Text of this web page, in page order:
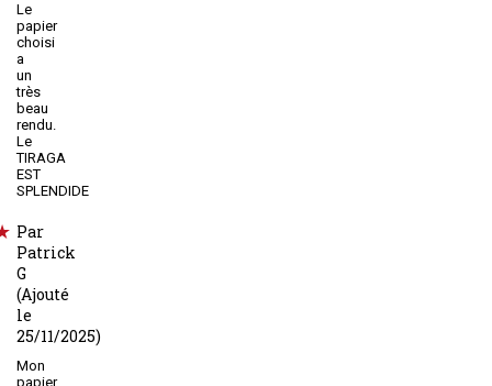
Le
papier
choisi
a
un
très
beau
rendu.
Le
TIRAGA
EST
SPLENDIDE
Par
Patrick
G
(Ajouté
le
25/11/2025)
Mon
papier